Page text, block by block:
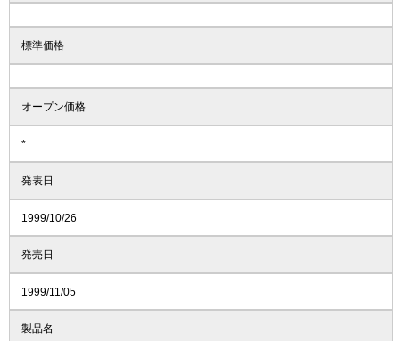
標準価格
オープン価格
*
発表日
1999/10/26
発売日
1999/11/05
製品名